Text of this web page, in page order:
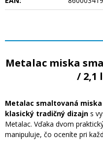
Metalac miska
/ 2,1
Metalac smaltovaná miska
klasický tradičný dizajn s
Metalac. Vďaka dvom
manipuluje, čo oceníte pri